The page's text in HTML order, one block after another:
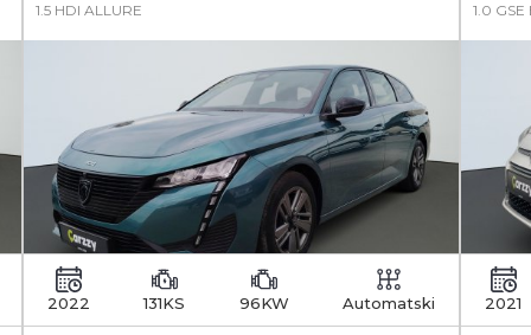
1.5 HDI ALLURE
2022 131KS 96KW Automatski
1.0
2021